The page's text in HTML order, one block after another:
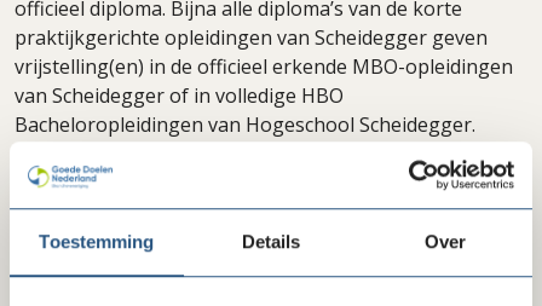
Toestemming Details Over
officieel diploma. Bijna alle diploma’s van de korte
praktijkgerichte opleidingen van Scheidegger geven
vrijstelling(en) in de officieel erkende MBO-opleidingen
van Scheidegger of in volledige HBO
Bacheloropleidingen van Hogeschool Scheidegger.
Daarnaast kun je via Scheidegger erkende diploma’s
halen van de Associatie voor Praktijkexamens.
Aanmelden
Wil je je aanmelden voor trainingen of opleidingen bij